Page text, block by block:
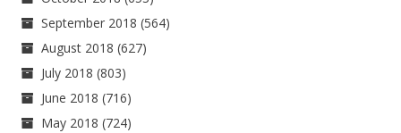
September 2018 (564)
August 2018 (627)
July 2018 (803)
June 2018 (716)
May 2018 (724)